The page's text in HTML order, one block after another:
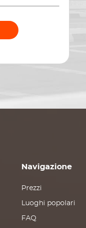
Navigazione
Prezzi
Luoghi popolari
FAQ